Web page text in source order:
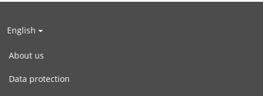
English
About us
Data protection